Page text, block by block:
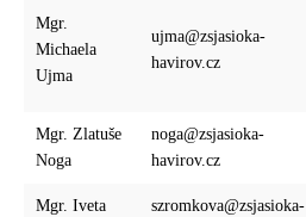
Mgr.
Michaela
Ujma
ujma@zsjasioka-
havirov.cz
Mgr. Zlatuše
Noga
noga@zsjasioka-
havirov.cz
Mgr. Iveta
szromkova@zsjasioka-